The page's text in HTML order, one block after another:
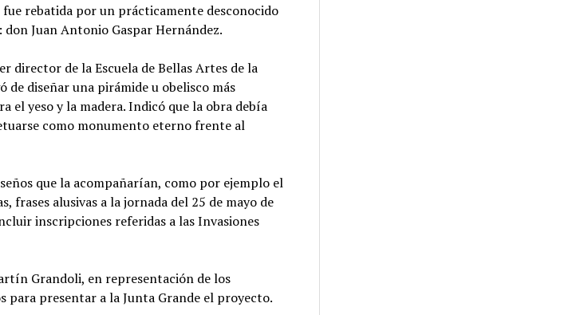
rebatida por un prácticamente desconocido
Juan Antonio Gaspar Hernández.
director de la Escuela de Bellas Artes de la
de diseñar una pirámide u obelisco más
el yeso y la madera. Indicó que la obra debía
como monumento eterno frente al
que la acompañarían, como por ejemplo el
frases alusivas a la jornada del 25 de mayo de
inscripciones referidas a las Invasiones
Grandoli, en representación de los
para presentar a la Junta Grande el proyecto.